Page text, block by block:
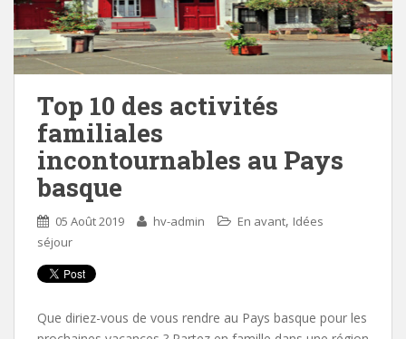
Top 10 des activités
familiales
incontournables au Pays
basque
05 Août 2019 hv-admin En avant, Idées
séjour
Que diriez-vous de vous rendre au Pays basque pour les